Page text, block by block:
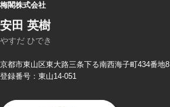
梅閣株式会社
安田 英樹
やすだ ひでき
京都市東山区東大路三条下る南西海子町434番地8
登録番号：東山14-051